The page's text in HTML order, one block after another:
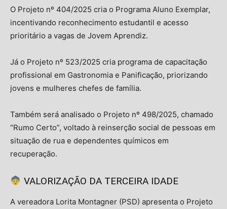
O Projeto nº 404/2025 cria o Programa Aluno Exemplar,
incentivando reconhecimento estudantil e acesso
prioritário a vagas de Jovem Aprendiz.
Já o Projeto nº 523/2025 cria programa de capacitação
profissional em Gastronomia e Panificação, priorizando
jovens e mulheres chefes de família.
Também será analisado o Projeto nº 498/2025, chamado
“Rumo Certo”, voltado à reinserção social de pessoas em
situação de rua e dependentes químicos em
recuperação.
VALORIZAÇÃO DA TERCEIRA IDADE
A vereadora Lorita Montagner (PSD) apresenta o Projeto
Isso vai fechar em13segundos